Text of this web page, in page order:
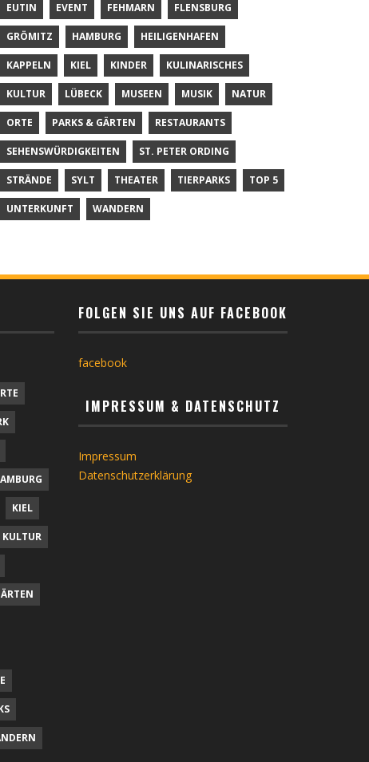
EUTIN EVENT FEHMARN FLENSBURG
GRÖMITZ HAMBURG HEILIGENHAFEN
KAPPELN KIEL KINDER KULINARISCHES
KULTUR LÜBECK MUSEEN MUSIK NATUR
ORTE PARKS & GÄRTEN RESTAURANTS
SEHENSWÜRDIGKEITEN ST. PETER ORDING
STRÄNDE SYLT THEATER TIERPARKS TOP 5
UNTERKUNFT WANDERN
KIEL
KULTUR
FOLGEN SIE UNS AUF FACEBOOK
facebook
IMPRESSUM & DATENSCHUTZ
Impressum
Datenschutzerklärung